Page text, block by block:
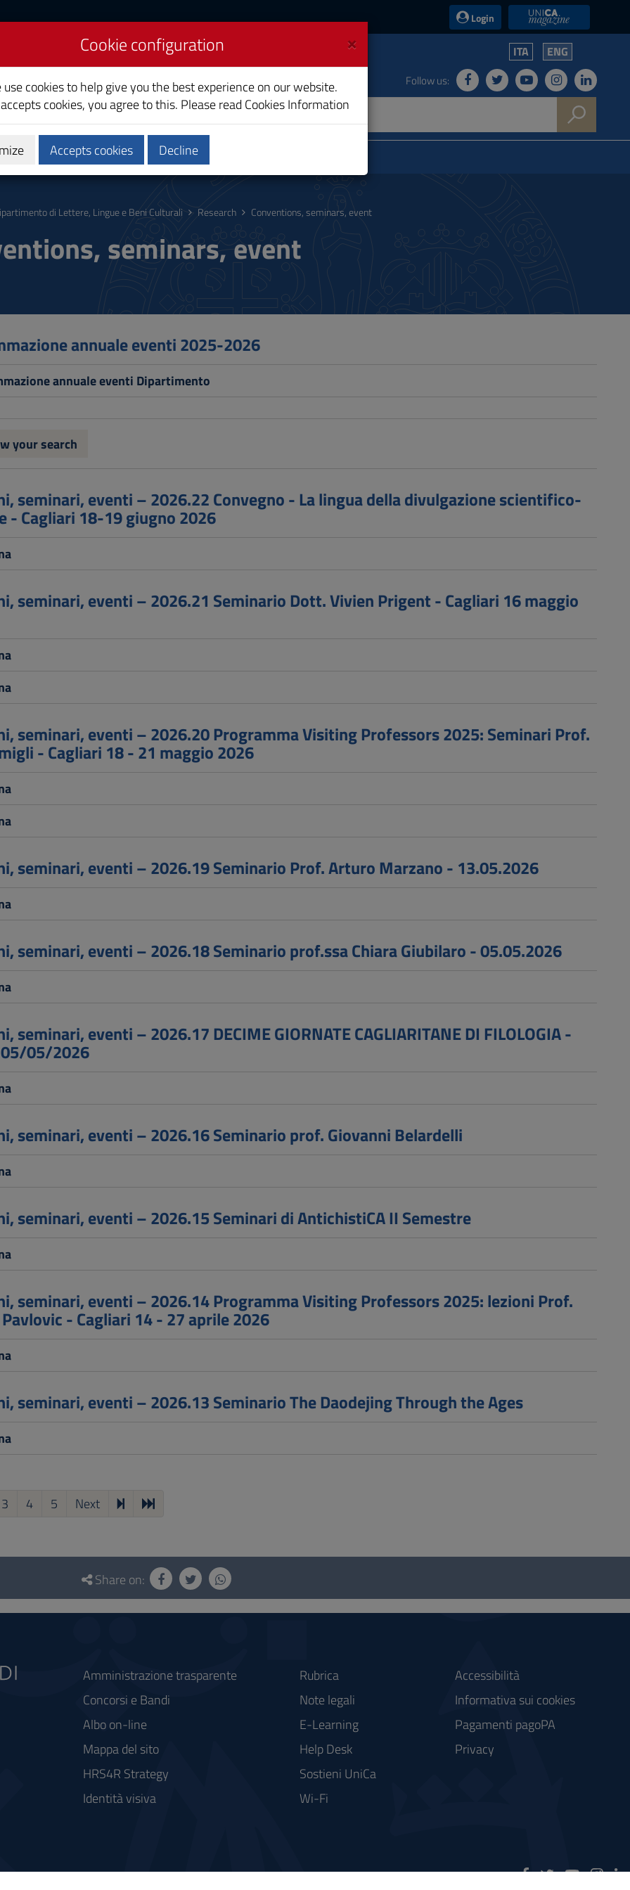
Login UniCA News
Languages and
ITA ENG
Follow us:
Staff
di Lettere, Lingue e Beni Culturali Research Conventions, seminars, event
seminars, event
annuale eventi 2025-2026
annuale eventi Dipartimento
your search
seminari, eventi – 2026.22 Convegno - La lingua della divulgazione scientifico-
- Cagliari 18-19 giugno 2026
seminari, eventi – 2026.21 Seminario Dott. Vivien Prigent - Cagliari 16 maggio
seminari, eventi – 2026.20 Programma Visiting Professors 2025: Seminari Prof.
- Cagliari 18 - 21 maggio 2026
seminari, eventi – 2026.19 Seminario Prof. Arturo Marzano - 13.05.2026
seminari, eventi – 2026.18 Seminario prof.ssa Chiara Giubilaro - 05.05.2026
seminari, eventi – 2026.17 DECIME GIORNATE CAGLIARITANE DI FILOLOGIA -
05/2026
seminari, eventi – 2026.16 Seminario prof. Giovanni Belardelli
seminari, eventi – 2026.15 Seminari di AntichistiCA II Semestre
seminari, eventi – 2026.14 Programma Visiting Professors 2025: lezioni Prof.
- Cagliari 14 - 27 aprile 2026
seminari, eventi – 2026.13 Seminario The Daodejing Through the Ages
3 4 5 Next
Share on:
Amministrazione trasparente
Concorsi e Bandi
Albo on-line
Mappa del sito
HRS4R Strategy
Identità visiva
Rubrica
Note legali
E-Learning
Help Desk
Sostieni UniCa
Wi-Fi
Accessibilità
Informativa sui cookies
Pagamenti pagoPA
Privacy
×
Cookie configuration
use cookies to help give you the best experience on our website.
cookies, you agree to this. Please read Cookies Information
Accepts cookies Decline